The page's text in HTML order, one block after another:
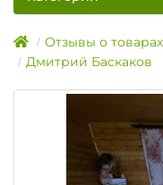
Отзывы о
Дмитрий Баскаков